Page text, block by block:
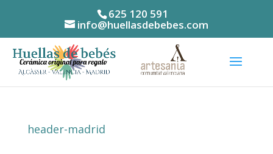
625 120 591
info@huellasdebebes.com
header-madrid